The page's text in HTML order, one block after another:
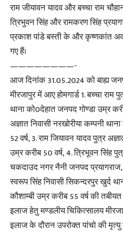
राम जीयावन यादव और बच्चा राम
त्रिभुवन सिंह और रामकरण सिंह
प्रकाश पांडे बस्ती के और कृष्णकांत
गए हैं।
————————-
आज दिनांक 31.05.2024 को बाह्य
मीरजापुर में आए होमगार्ड 1. बच्चा राम
थाना को0देहात जनपद गोण्डा उम्र
अज्ञात निवासी नरखोरीया कम्पनी
52 वर्ष, 3. राम जियावन यादव पुत्र
उम्र करीब 50 वर्ष, 4. त्रिभूवन सिंह
चकदाउद नगर नैनी जनपद प्रयागराज,
स्वरूप सिंह निवासी सिकन्दरपुर खुर्द
कौशाम्बी उम्र करीब 55 वर्ष की
इलाज हेतु मण्डलीय चिकित्सालय
इलाज के दौरान उपरोक्त पांचो की मृत्यु